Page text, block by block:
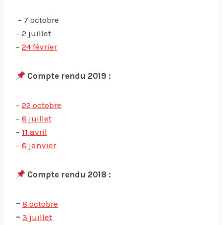
– 7 octobre
– 2 juillet
– 24 février
Compte rendu 2019 :
– 22 octobre
– 8 juillet
– 11 avril
– 8 janvier
Compte rendu 2018 :
– 8 octobre
– 3 juillet